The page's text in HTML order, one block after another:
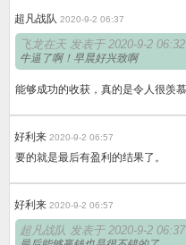
超凡战队 2020-9-2 06:37
飞龙在天 发表于 2020-9-2 06:32
牛逼了啊！早晨好兴致啊
能够成功的收获，真的是令人很羡慕
好利来 2020-9-2 06:57
要的就是最后有盈利的结果了。
好利来 2020-9-2 06:57
超凡战队 发表于 2020-9-2 06:37